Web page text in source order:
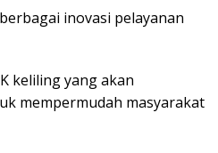
inovasi pelayanan
keliling yang akan
mempermudah masyarakat